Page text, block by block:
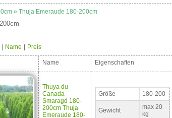
» Thuja Emeraude 180-200cm
Name Preis
Name Eigenschaften
Thuya du
Canada
Smaragd 180-
200cm Thuja
Emeraude 180-
Größe 180-200
Gewicht
max 20
kg